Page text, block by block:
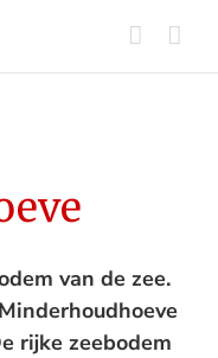
van de zee.
rijke zeebodem